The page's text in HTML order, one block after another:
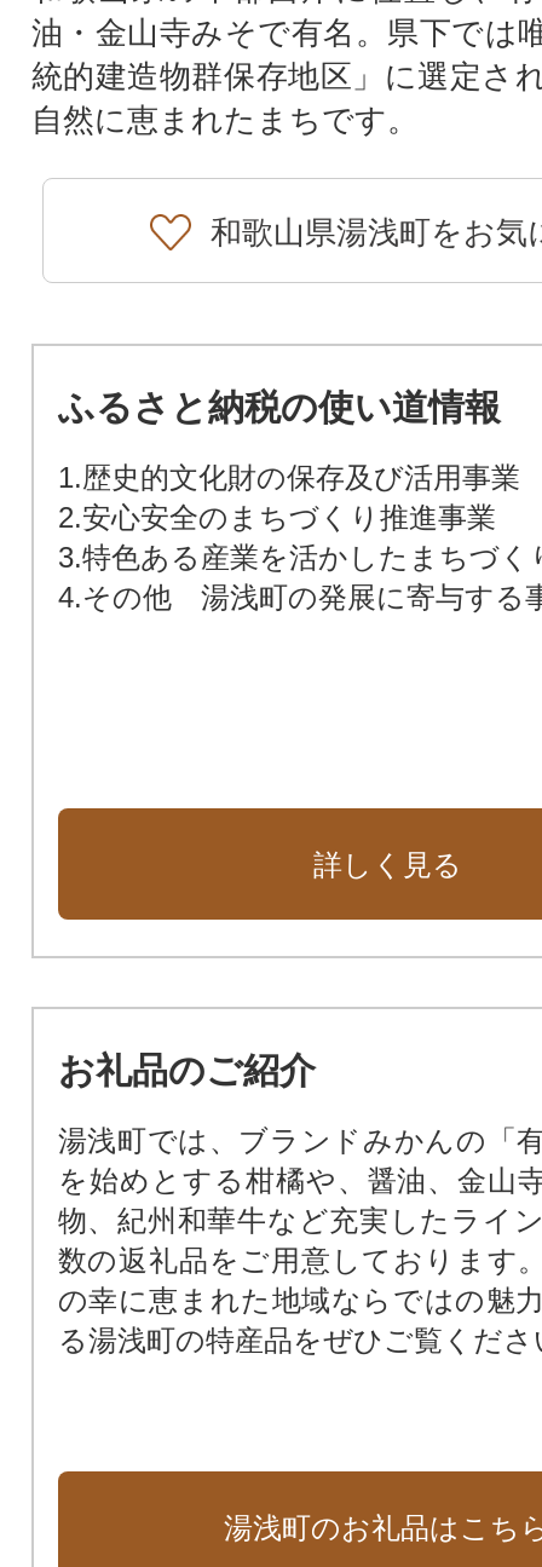
油・金山寺みそで有名。県下では
統的建造物群保存地区」に選定さ
自然に恵まれたまちです。
和歌山県湯浅町をお気
ふるさと納税の使い道情報
1.歴史的文化財の保存及び活用事業
2.安心安全のまちづくり推進事業
3.特色ある産業を活かしたまちづく
4.その他 湯浅町の発展に寄与する
詳しく見る
お礼品のご紹介
湯浅町では、ブランドみかんの「
を始めとする柑橘や、醤油、金山
物、紀州和華牛など充実したライ
数の返礼品をご用意しております
の幸に恵まれた地域ならではの魅
る湯浅町の特産品をぜひご覧くださ
湯浅町のお礼品はこち